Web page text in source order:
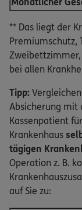
Monatlicher
** Das liegt der
Premiumschutz,
Zweibettzimmer,
bei allen
Tipp:
Absicherung mit
Kassenpatient
Krankenhaus
tägigen
Operation z. B.
auf Sie zu: